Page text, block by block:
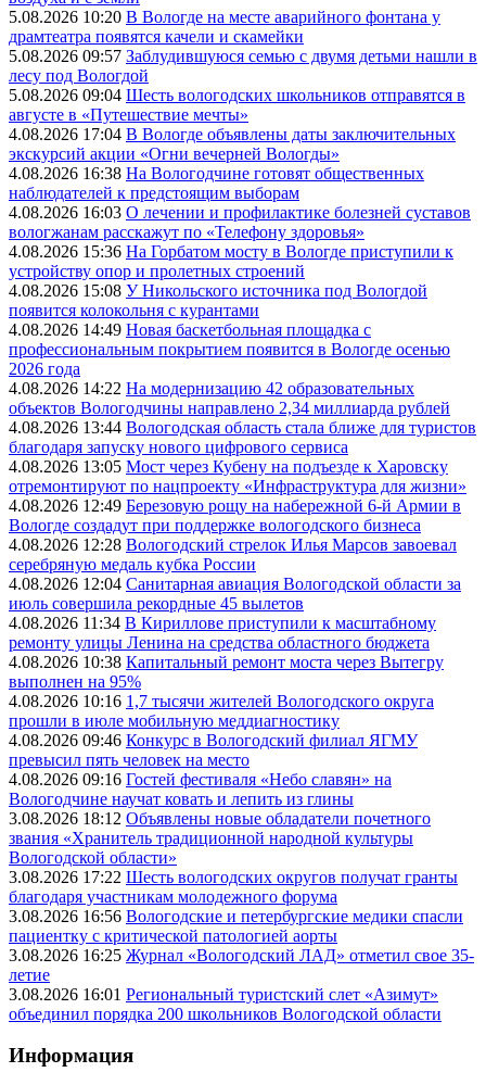
5.08.2026 10:20 В Вологде на месте аварийного фонтана у
драмтеатра появятся качели и скамейки
5.08.2026 09:57 Заблудившуюся семью с двумя детьми нашли в
лесу под Вологдой
5.08.2026 09:04 Шесть вологодских школьников отправятся в
августе в «Путешествие мечты»
4.08.2026 17:04 В Вологде объявлены даты заключительных
экскурсий акции «Огни вечерней Вологды»
4.08.2026 16:38 На Вологодчине готовят общественных
наблюдателей к предстоящим выборам
4.08.2026 16:03 О лечении и профилактике болезней суставов
вологжанам расскажут по «Телефону здоровья»
4.08.2026 15:36 На Горбатом мосту в Вологде приступили к
устройству опор и пролетных строений
4.08.2026 15:08 У Никольского источника под Вологдой
появится колокольня с курантами
4.08.2026 14:49 Новая баскетбольная площадка с
профессиональным покрытием появится в Вологде осенью
2026 года
4.08.2026 14:22 На модернизацию 42 образовательных
объектов Вологодчины направлено 2,34 миллиарда рублей
4.08.2026 13:44 Вологодская область стала ближе для туристов
благодаря запуску нового цифрового сервиса
4.08.2026 13:05 Мост через Кубену на подъезде к Харовску
отремонтируют по нацпроекту «Инфраструктура для жизни»
4.08.2026 12:49 Березовую рощу на набережной 6-й Армии в
Вологде создадут при поддержке вологодского бизнеса
4.08.2026 12:28 Вологодский стрелок Илья Марсов завоевал
серебряную медаль кубка России
4.08.2026 12:04 Санитарная авиация Вологодской области за
июль совершила рекордные 45 вылетов
4.08.2026 11:34 В Кириллове приступили к масштабному
ремонту улицы Ленина на средства областного бюджета
4.08.2026 10:38 Капитальный ремонт моста через Вытегру
выполнен на 95%
4.08.2026 10:16 1,7 тысячи жителей Вологодского округа
прошли в июле мобильную меддиагностику
4.08.2026 09:46 Конкурс в Вологодский филиал ЯГМУ
превысил пять человек на место
4.08.2026 09:16 Гостей фестиваля «Небо славян» на
Вологодчине научат ковать и лепить из глины
3.08.2026 18:12 Объявлены новые обладатели почетного
звания «Хранитель традиционной народной культуры
Вологодской области»
3.08.2026 17:22 Шесть вологодских округов получат гранты
благодаря участникам молодежного форума
3.08.2026 16:56 Вологодские и петербургские медики спасли
пациентку с критической патологией аорты
3.08.2026 16:25 Журнал «Вологодский ЛАД» отметил свое 35-
летие
3.08.2026 16:01 Региональный туристский слет «Азимут»
объединил порядка 200 школьников Вологодской области
Информация